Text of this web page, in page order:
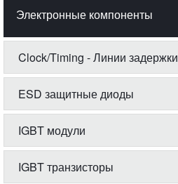
Электронные компоненты
Clock/Timing - Линии задержки
ESD защитные диоды
IGBT модули
IGBT транзисторы